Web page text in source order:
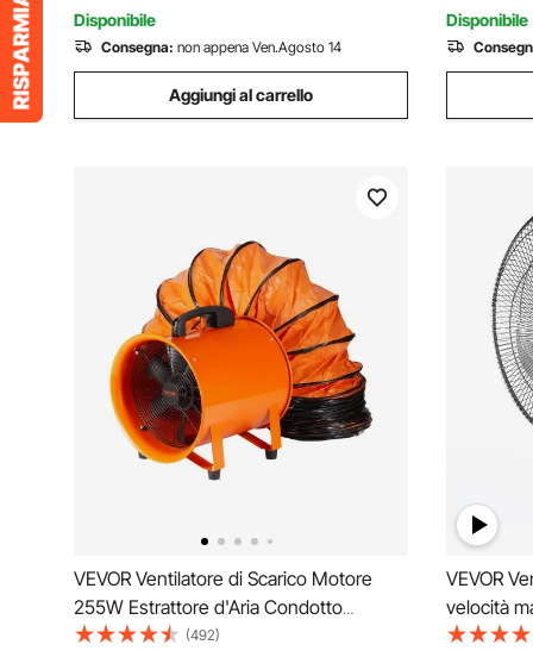
giri/min
Disponibile
Consegna: non appena Ven.Agosto 14
Aggiungi al carrello
Disponibile
VEVOR Ventilatore di Scarico Motore
255W Estrattore d'Aria Condotto
Industriale 254 mm Tubo di Scarico
(492)
VEVOR
velocità